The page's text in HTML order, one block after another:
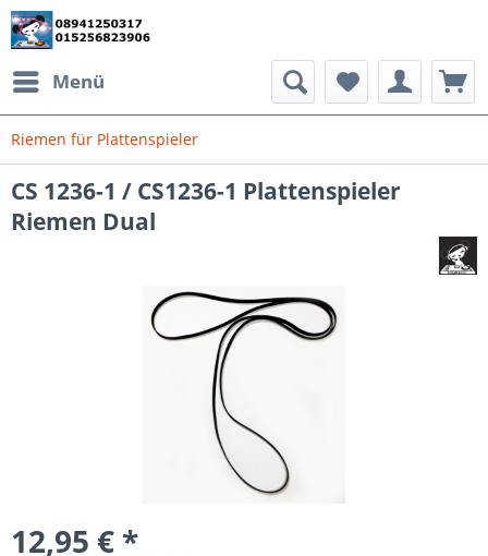
Menü
Riemen für Plattenspieler
CS 1236-1 / CS1236-1 Plattenspieler
Riemen Dual
12,95 € *